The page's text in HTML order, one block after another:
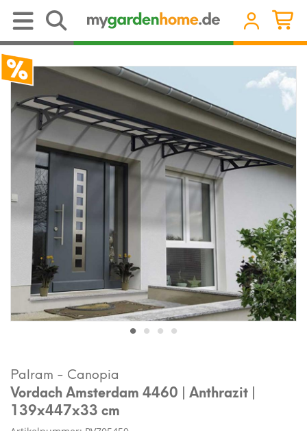
Palram - Canopia
Vordach Amsterdam 4460 | Anthrazit |
139x447x33 cm